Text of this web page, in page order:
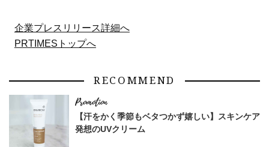
企業プレスリリース詳細へ
PRTIMESトップへ
RECOMMEND
【汗をかく季節もベタつかず嬉しい】スキンケア
発想のUVクリーム